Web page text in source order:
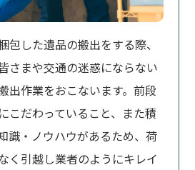
包した遺品の搬出をする際、
さまや交通の迷惑にならない
出作業をおこないます。前段
こだわっていること、また積
識・ノウハウがあるため、荷
く引越し業者のようにキレイ